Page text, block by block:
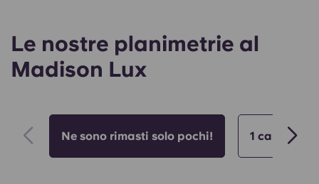
Le nostre planimetrie al
Madison Lux
Ne sono rimasti solo pochi! 1 camera